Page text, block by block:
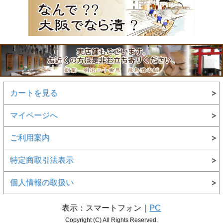
カートを見る
マイページへ
ご利用案内
特定商取引法表示
個人情報の取扱い
表示：スマートフォン｜ PC
Copyright (C) All Rights Reserved.